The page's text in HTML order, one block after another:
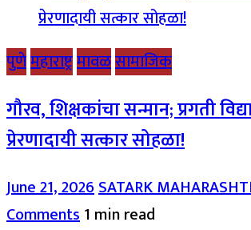
पुणेमहाराष्ट्रमावळसामाजिक
गौरव, शिक्षकांचा सन्मान; प्रगती
प्रेरणादायी सत्कार सोहळा!
June 21, 2026SATARK
Comments1 min read